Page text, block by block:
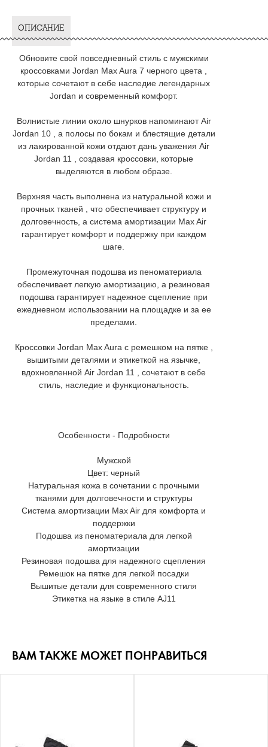
ОПИСАНИЕ
Обновите свой повседневный стиль с мужскими
кроссовками Jordan Max Aura 7 черного цвета ,
которые сочетают в себе наследие легендарных
Jordan и современный комфорт.
Волнистые линии около шнурков напоминают Air
Jordan 10 , а полосы по бокам и блестящие детали
из лакированной кожи отдают дань уважения Air
Jordan 11 , создавая кроссовки, которые
выделяются в любом образе.
Верхняя часть выполнена из натуральной кожи и
прочных тканей , что обеспечивает структуру и
долговечность, а система амортизации Max Air
гарантирует комфорт и поддержку при каждом
шаге.
Промежуточная подошва из пеноматериала
обеспечивает легкую амортизацию, а резиновая
подошва гарантирует надежное сцепление при
ежедневном использовании на площадке и за ее
пределами.
Кроссовки Jordan Max Aura с ремешком на пятке ,
вышитыми деталями и этикеткой на язычке,
вдохновленной Air Jordan 11 , сочетают в себе
стиль, наследие и функциональность.
Особенности - Подробности
Мужской
Цвет: черный
Натуральная кожа в сочетании с прочными
тканями для долговечности и структуры
Система амортизации Max Air для комфорта и
поддержки
Подошва из пеноматериала для легкой
амортизации
Резиновая подошва для надежного сцепления
Ремешок на пятке для легкой посадки
Вышитые детали для современного стиля
Этикетка на языке в стиле AJ11
ВАМ ТАКЖЕ МОЖЕТ ПОНРАВИТЬСЯ